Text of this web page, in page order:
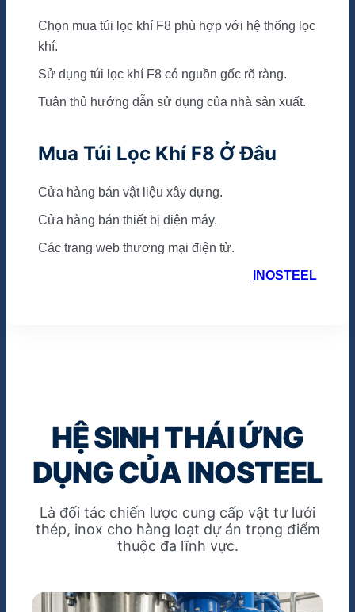
Chọn mua túi lọc khí F8 phù hợp với hệ thống lọc
khí.
Sử dụng túi lọc khí F8 có nguồn gốc rõ ràng.
Tuân thủ hướng dẫn sử dụng của nhà sản xuất.
Mua Túi Lọc Khí F8 Ở Đâu
Cửa hàng bán vật liệu xây dựng.
Cửa hàng bán thiết bị điện máy.
Các trang web thương mại điện tử.
INOSTEEL
HỆ SINH THÁI ỨNG
DỤNG CỦA INOSTEEL
Là đối tác chiến lược cung cấp vật tư lưới
thép, inox cho hàng loạt dự án trọng điểm
thuộc đa lĩnh vực.